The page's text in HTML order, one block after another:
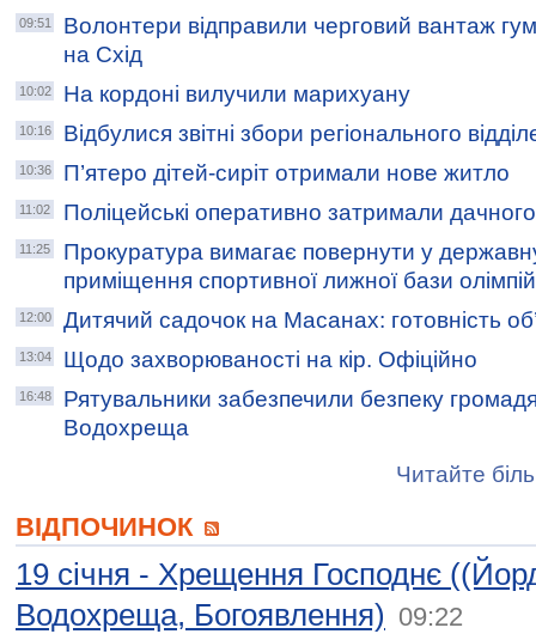
09:51
Волонтери відправили черговий вантаж
на Схід
10:02 На кордоні вилучили марихуану
10:16 Відбулися звітні збори регіонального
10:36 П’ятеро дітей-сиріт отримали нове житло
11:02 Поліцейські оперативно затримали
11:25
Прокуратура вимагає повернути у
приміщення спортивної лижної бази
12:00 Дитячий садочок на Масанах: готовність
13:04 Щодо захворюваності на кір. Офіційно
16:48
Рятувальники забезпечили безпеку
Водохреща
Читайте
ВІДПОЧИНОК
19 січня - Хрещення Господнє
Водохреща, Богоявлення) 09:22